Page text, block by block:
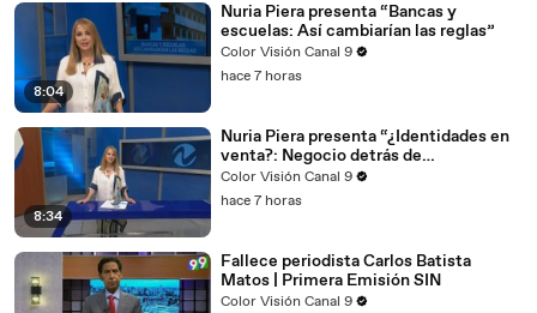
8:04
Nuria Piera presenta “Bancas y
escuelas: Así cambiarían las reglas”
Color Visión Canal 9
hace 7 horas
8:34
Nuria Piera presenta “¿Identidades en
venta?: Negocio detrás de
inscripciones en TSS”
Color Visión Canal 9
hace 7 horas
Fallece periodista Carlos Batista
Matos | Primera Emisión SIN
Color Visión Canal 9